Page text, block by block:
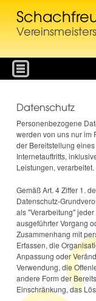
Datenschutz
Personenbezogene
werden von uns nur im
der Bereitstellung
Internetauftritts,
Leistungen, verarbeitet.
Gemäß Art. 4 Ziffer 1.
Datenschutz-
als "Verarbeitung"
ausgeführter Vorgang
Zusammenhang mit
Erfassen, die
Anpassung oder
Verwendung, die
andere Form der
Einschränkung, das